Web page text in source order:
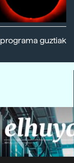
guztiak